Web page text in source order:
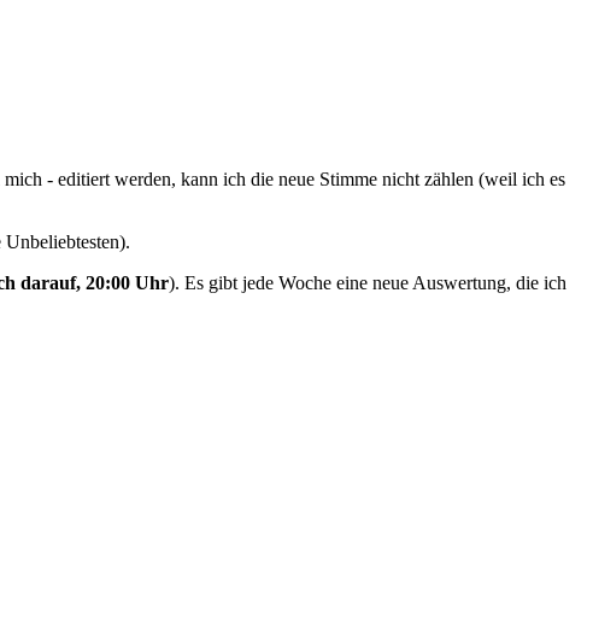
- editiert werden, kann ich die neue Stimme nicht zählen (weil ich es
darauf, 20:00 Uhr). Es gibt jede Woche eine neue Auswertung, die ich